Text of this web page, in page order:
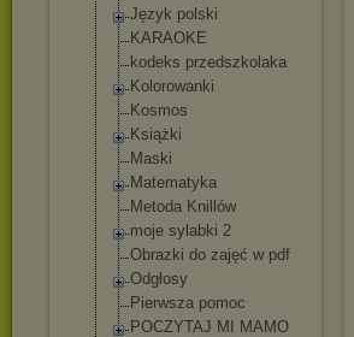
Język polski
KARAOKE
kodeks przedszkolaka
Kolorowanki
Kosmos
Książki
Maski
Matematyka
Metoda Knillów
moje sylabki 2
Obrazki do zajęć w pdf
Odgłosy
Pierwsza pomoc
POCZYTAJ MI MAMO